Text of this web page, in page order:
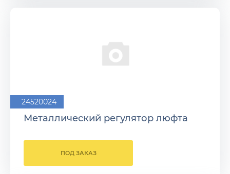
24520024
Металлический регулятор люфта
ПОД ЗАКАЗ